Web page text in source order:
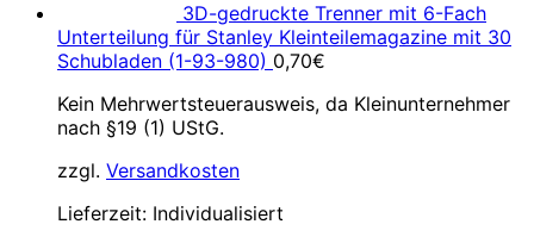
3D-gedruckte Trenner mit 6-Fach
Unterteilung für Stanley Kleinteilemagazine mit 30
Schubladen (1-93-980) 0,70€
Kein Mehrwertsteuerausweis, da Kleinunternehmer
nach §19 (1) UStG.
zzgl. Versandkosten
Lieferzeit: Individualisiert